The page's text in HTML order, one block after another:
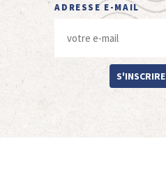
ADRESSE E-MAIL
S'INSCRIRE